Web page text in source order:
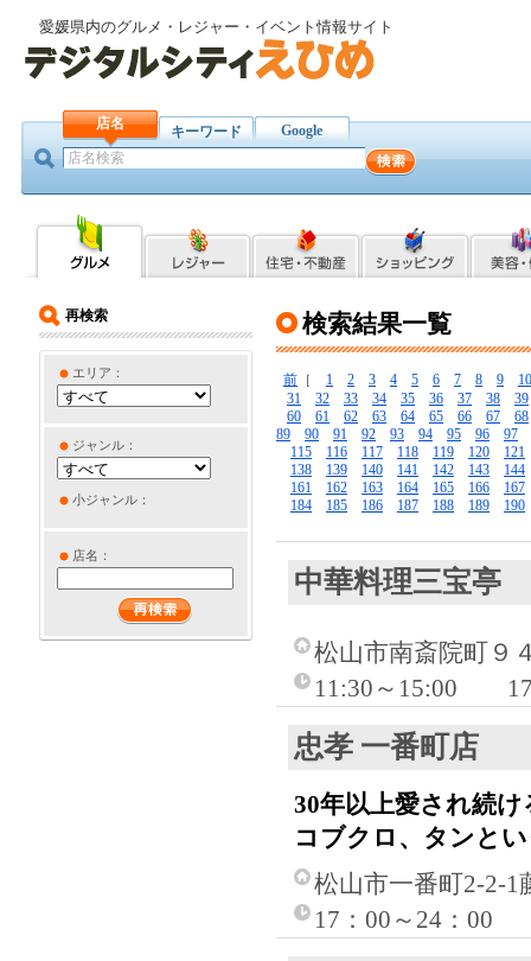
愛媛県内のグルメ・レジャー・イベント情報サイト
店名 キーワード Google
再検索
エリア：
ジャンル：
小ジャンル：
店名：
検索結果一覧
前 ［ 1 2 3 4 5 6 7 8 9
10
31
32 33 34 35 36 37 38
39
60
61 62 63 64 65 66 67
68
89
90 91 92 93 94 95 96
97
115
116 117 118 119 120
121
138
139 140 141 142 143
144
161
162 163 164 165 166
167
184
185 186 187 188 189 190
中華料理三宝亭
松山市南斎院町９
11:30～15:00
忠孝 一番町店
30年以上愛され続
コブクロ、タンと
松山市一番町2-2-1
17：00～24：00